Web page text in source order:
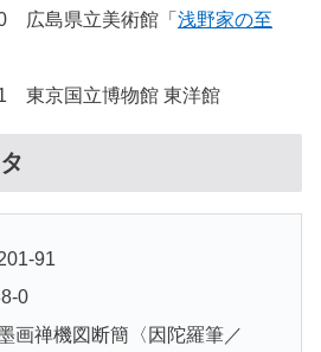
広島県立美術館「 浅野家の至
東京国立博物館 東洋館
91
0
画禅機図断簡〈因陀羅筆／